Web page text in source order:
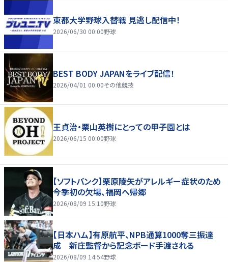
東都大学野球入替戦 見逃し配信中！
2026/06/30 00:00野球
BEST BODY JAPANをライブ配信！
2026/04/01 00:00その他競技
王貞治・栗山英樹にとっての甲子園とは
2026/06/15 00:00野球
【ソフトバンク】栗原陵矢がアレルギー症状のため
今季初の欠場、福岡へ帰郷
2026/08/09 15:10野球
【日本ハム】有原航平、NPB通算1000奪三振達
成 新庄監督から記念ボード手渡される
2026/08/09 14:54野球